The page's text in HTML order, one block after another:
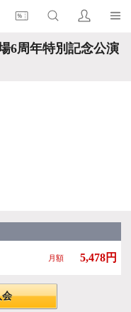
6周年特別記念公演
月額 5,478円
会